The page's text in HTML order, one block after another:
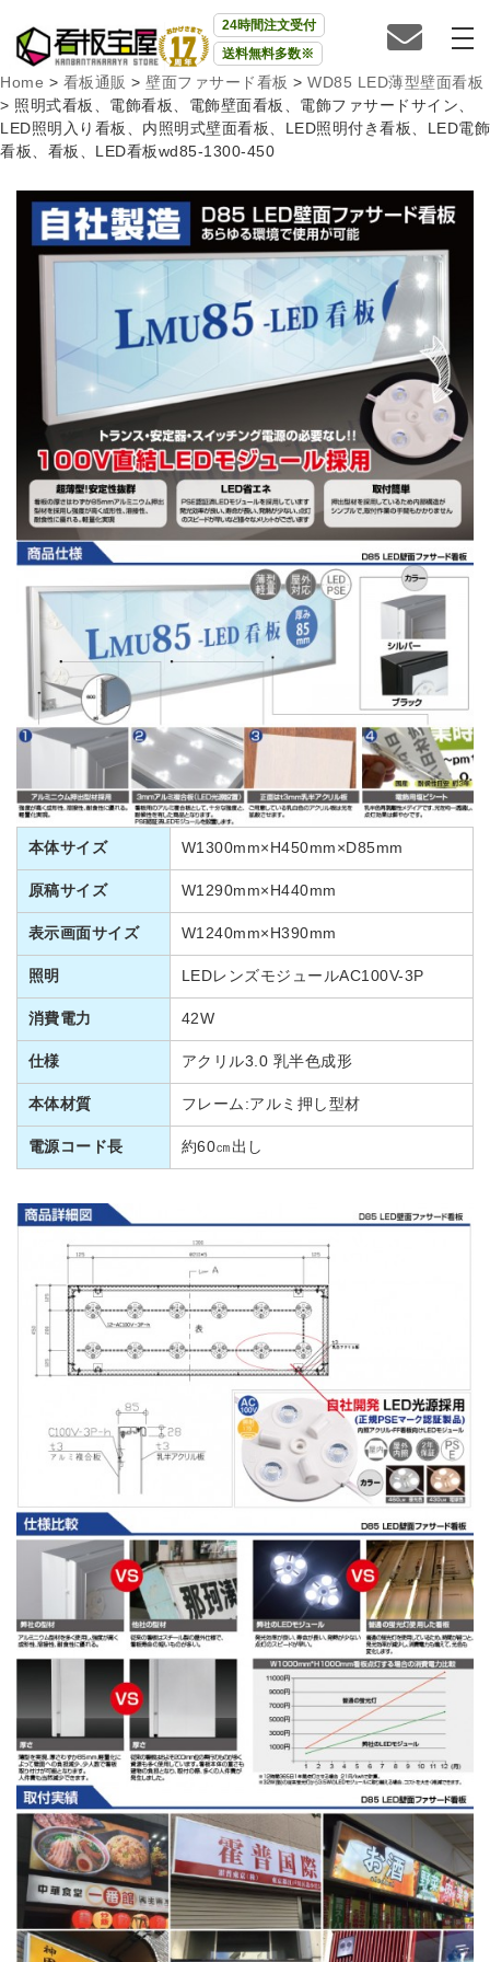
24時間注文受付
送料無料多数※
Home > 看板通販 > 壁面ファサード看板 > WD85 LED薄型壁面看板
> 照明式看板、電飾看板、電飾壁面看板、電飾ファサードサイン、
LED照明入り看板、内照明式壁面看板、LED照明付き看板、LED電飾
看板、看板、LED看板wd85-1300-450
本体サイズ W1300mm×H450mm×D85mm
原稿サイズ W1290mm×H440mm
表示画面サイズ W1240mm×H390mm
照明 LEDレンズモジュールAC100V-3P
消費電力 42W
仕様 アクリル3.0 乳半色成形
本体材質 フレーム:アルミ押し型材
電源コード長 約60㎝出し